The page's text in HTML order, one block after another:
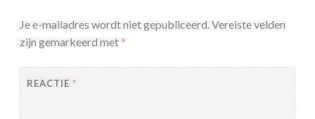
Je e-mailadres wordt niet gepubliceerd.Vereiste velden
zijn gemarkeerd met*
REACTIE *